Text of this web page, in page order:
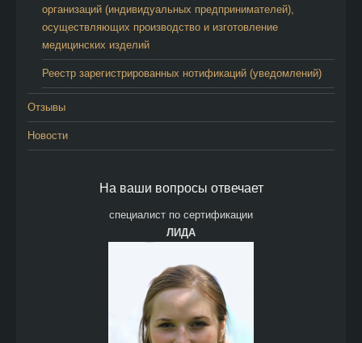
организаций (индивидуальных предпринимателей),
осуществляющих производство и изготовление
медицинских изделий
Реестр зарегистрированных нотификаций (уведомлений)
Отзывы
Новости
На ваши вопросы отвечает
специалист по сертификации
ЛИДА